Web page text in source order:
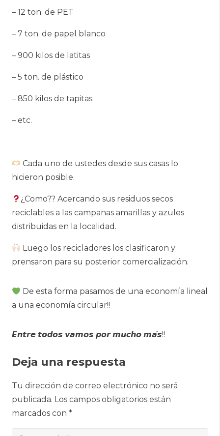
– 12 ton. de PET
– 7 ton. de papel blanco
– 900 kilos de latitas
– 5 ton. de plástico
– 850 kilos de tapitas
– etc.
Cada uno de ustedes desde sus casas lo
hicieron posible.
¿Como?? Acercando sus residuos secos
reciclables a las campanas amarillas y azules
distribuidas en la localidad.
Luego los recicladores los clasificaron y
prensaron para su posterior comercialización.
De esta forma pasamos de una economía lineal
a una economía circular!!
𝙀𝙣𝙩𝙧𝙚 𝙩𝙤𝙙𝙤𝙨 𝙫𝙖𝙢𝙤𝙨 𝙥𝙤𝙧 𝙢𝙪𝙘𝙝𝙤 𝙢𝙖́𝙨!!
Deja una respuesta
Tu dirección de correo electrónico no será
publicada. Los campos obligatorios están
marcados con *